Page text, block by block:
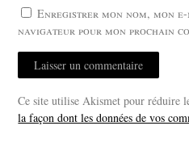
Enregistrer mon nom, mon
navigateur pour mon prochain
Ce site utilise Akismet pour réduire
la façon dont les données de vos